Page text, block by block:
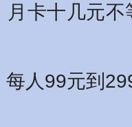
月卡十几元
每人99元到